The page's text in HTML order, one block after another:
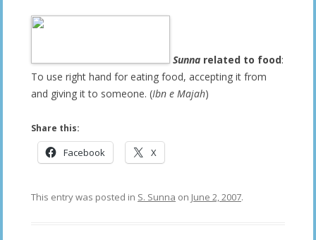
Sunna related to food:
To use right hand for eating food, accepting it from
and giving it to someone. (Ibn e Majah)
Share this:
Facebook X
This entry was posted in S. Sunna on June 2, 2007.